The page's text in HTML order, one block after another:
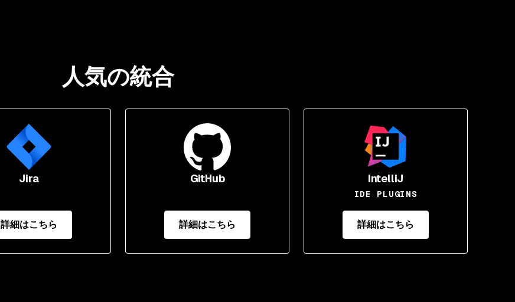
人気の統合
Jira
詳細はこちら
GitHub
詳細はこちら
IntelliJ
IDE PLUGINS
詳細はこちら